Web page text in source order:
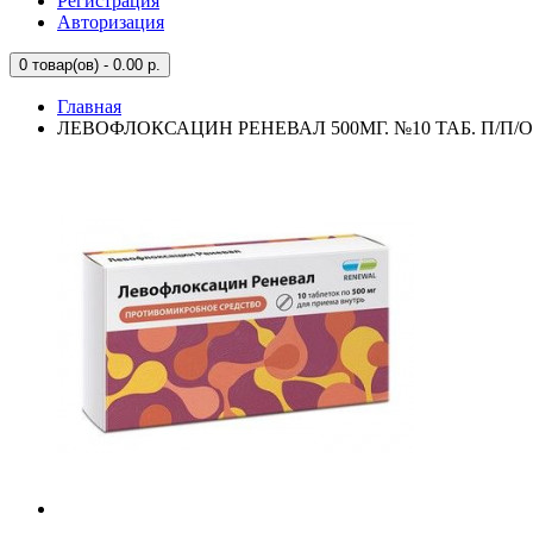
Авторизация
0 товар(ов) - 0.00 р.
Главная
ЛЕВОФЛОКСАЦИН РЕНЕВАЛ 500МГ. №10 ТАБ. П/П/